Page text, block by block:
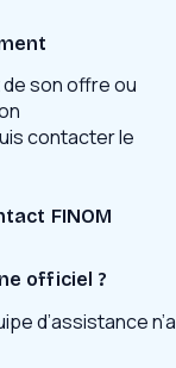
son offre ou
contacter le
FINOM
officiel ?
d’assistance n’a